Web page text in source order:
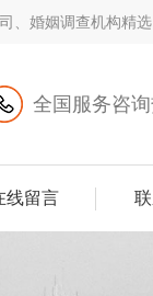
婚姻调查机构精
全国服务咨
线留言